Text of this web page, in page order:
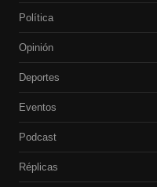
Política
Opinión
Deportes
Eventos
Podcast
Réplicas